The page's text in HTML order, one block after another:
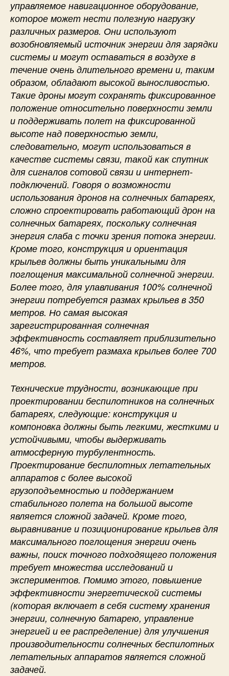
управляемое навигационное оборудование,
которое может нести полезную нагрузку
различных размеров. Они используют
возобновляемый источник энергии для зарядки
системы и могут оставаться в воздухе в
течение очень длительного времени и, таким
образом, обладают высокой выносливостью.
Такие дроны могут сохранять фиксированное
положение относительно поверхности земли
и поддерживать полет на фиксированной
высоте над поверхностью земли,
следовательно, могут использоваться в
качестве системы связи, такой как спутник
для сигналов сотовой связи и интернет-
подключений. Говоря о возможности
использования дронов на солнечных батареях,
сложно спроектировать работающий дрон на
солнечных батареях, поскольку солнечная
энергия слаба с точки зрения потока энергии.
Кроме того, конструкция и ориентация
крыльев должны быть уникальными для
поглощения максимальной солнечной энергии.
Более того, для улавливания 100% солнечной
энергии потребуется размах крыльев в 350
метров. Но самая высокая
зарегистрированная солнечная
эффективность составляет приблизительно
46%, что требует размаха крыльев более 700
метров.
Технические трудности, возникающие при
проектировании беспилотников на солнечных
батареях, следующие: конструкция и
компоновка должны быть легкими, жесткими и
устойчивыми, чтобы выдерживать
атмосферную турбулентность.
Проектирование беспилотных летательных
аппаратов с более высокой
грузоподъемностью и поддержанием
стабильного полета на большой высоте
является сложной задачей. Кроме того,
выравнивание и позиционирование крыльев для
максимального поглощения энергии очень
важны, поиск точного подходящего положения
требует множества исследований и
экспериментов. Помимо этого, повышение
эффективности энергетической системы
(которая включает в себя систему хранения
энергии, солнечную батарею, управление
энергией и ее распределение) для улучшения
производительности солнечных беспилотных
летательных аппаратов является сложной
задачей.